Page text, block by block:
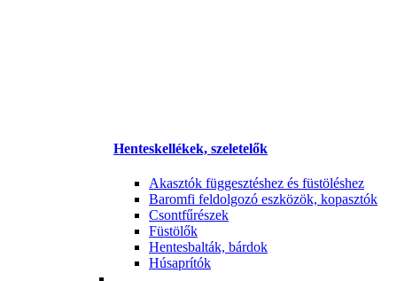
Henteskellékek, szeletelők
Akasztók függesztéshez és füstöléshez
Baromfi feldolgozó eszközök, kopasztók
Csontfűrészek
Füstölők
Hentesbalták, bárdok
Húsaprítók